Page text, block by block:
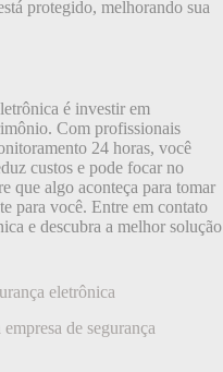
protegido, melhorando sua
é investir em
Com profissionais
24 horas, você
custos e pode focar no
que algo aconteça para tomar
para você. Entre em contato
e descubra a melhor solução
eletrônica
de segurança